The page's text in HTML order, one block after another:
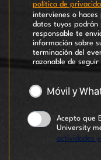
política de
intervienes o
datos tuyos podrán
responsable te
información sobre
terminación del
razonable de seguir
Móvil y
Acepto que
University
actividades